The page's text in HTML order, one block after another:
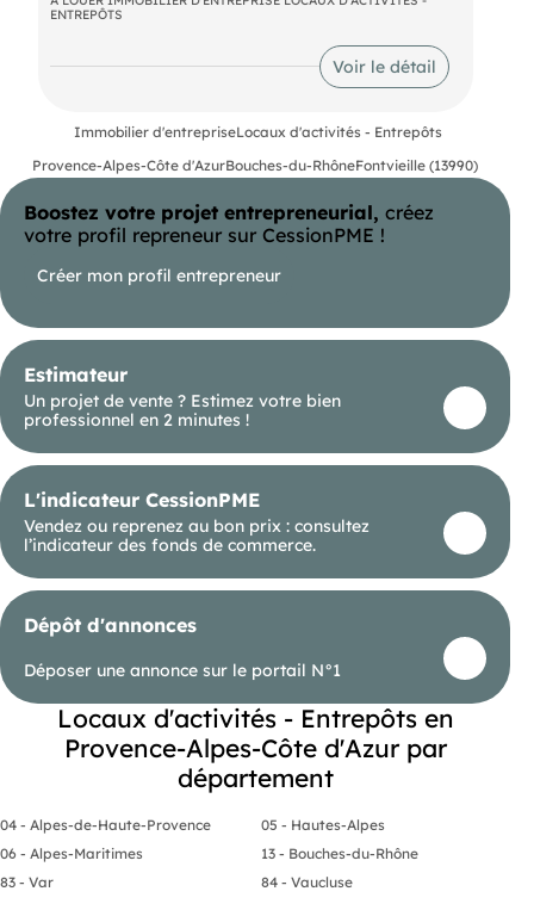
Mots-clés de recherche :
entrepôt Alpilles, local activité Arles, dépôt
Tarascon, entrepôt Fontvieille, hangar Saint-
Rémy-de-Provence, stockage professionnel
Bouches-du-Rhône, entrepôt grande hauteur, local
logistique Arles, entrepôt Maussane, hangar
Paradou, local activité Saint-Martin-de-Crau.
ENTREPÔTS
Voir le détail
Immobilier d'entrepriseLocaux d'activités - Entrepôts
Provence-Alpes-Côte d'AzurBouches-du-RhôneFontvieille (13990)
Boostez votre projet entrepreneurial, créez
votre profil repreneur sur CessionPME !
Créer mon profil entrepreneur
Estimateur
Un projet de vente ? Estimez votre bien
professionnel en 2 minutes !
L'indicateur CessionPME
Vendez ou reprenez au bon prix : consultez
l’indicateur des fonds de commerce.
Dépôt d'annonces
Déposer une annonce sur le portail N°1
Locaux d'activités - Entrepôts en
Provence-Alpes-Côte d'Azur par
département
04 - Alpes-de-Haute-Provence
05 - Hautes-Alpes
06 - Alpes-Maritimes
13 - Bouches-du-Rhône
83 - Var
84 - Vaucluse